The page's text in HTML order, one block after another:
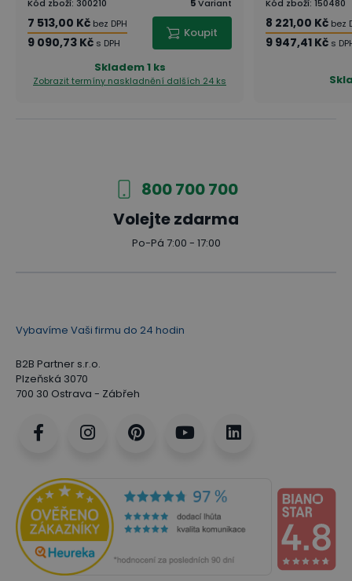
Kód zboží: 300210 5Variant
7 513,00 Kč bez DPH
9 090,73 Kč s DPH
Koupit
Skladem1 ks
Zobrazit termíny naskladnění dalších 24 ks
Kód zboží: 150480
8 221,00 Kč bez
9 947,41 Kč s
800 700 700
Volejte zdarma
Po-Pá 7:00 - 17:00
Vybavíme Vaši firmu do 24 hodin
B2B Partner s.r.o.
Plzeňská 3070
700 30 Ostrava - Zábřeh